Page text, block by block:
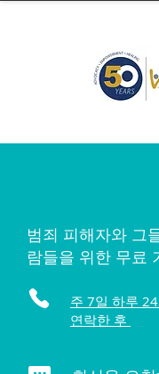
범죄 피해자와 그
람들을 위한 무료
주 7일 하루
연락한 후